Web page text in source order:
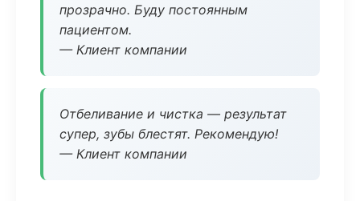
прозрачно. Буду постоянным
пациентом.
— Клиент компании
Отбеливание и чистка — результат
супер, зубы блестят. Рекомендую!
— Клиент компании